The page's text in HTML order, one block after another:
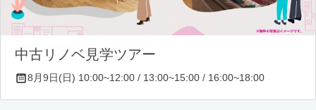
中古リノベ見学ツアー
8月9日(日) 10:00~12:00 / 13:00~15:00 / 16:00~18:00